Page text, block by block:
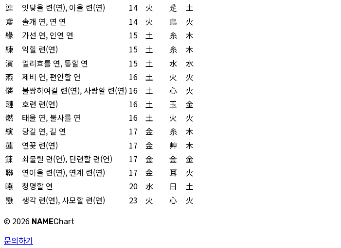
連
잇닿을 련(연), 이을 련(연) 14 火 辵
土
鳶
솔개 연, 연 연 14 火 鳥
火
緣
가선 연, 인연 연 15 土 糸
木
練
익힐 련(연) 15 土 糸
木
演
멀리흐를 연, 통할 연 15 土 水
水
燕
제비 연, 편안할 연 16 土 火
火
憐
불쌍히여길 련(연), 사랑할 련(연) 16 土 心
火
璉
호련 련(연) 16 土 玉
金
燃
태울 연, 불사를 연 16 土 火
火
縯
당길 연, 길 연 17 金 糸
木
蓮
연꽃 련(연) 17 金 艸
木
鍊
쇠불릴 련(연), 단련할 련(연) 17 金 金
金
聯
연이을 련(연), 연계 련(연) 17 金 耳
火
曣
청명할 연 20 水 日
土
戀
생각 련(연), 사모할 련(연) 23 火 心
火
© 2026 NAMEChart
문의하기